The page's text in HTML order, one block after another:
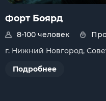
Форт Боярд
8-100 человек
г. Нижний Новгород,
Подробнее